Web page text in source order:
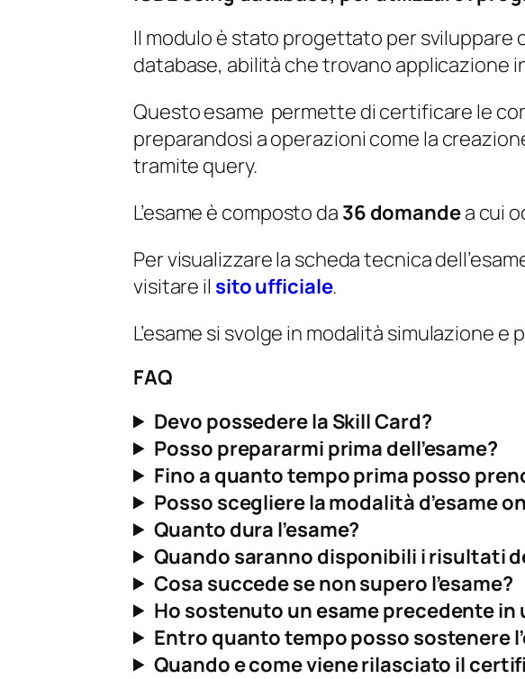
Il modulo è stato progettato per
database, abilità che trovano applicazione
Questo esame permette di certificare le
preparandosi a operazioni come la
tramite query.
L’esame è composto da 36 domandea cui
Per visualizzare la scheda tecnica
visitare il sito ufficiale.
L’esame si svolge in modalità simulazione
FAQ
Devo possedere la Skill Card?
Posso prepararmi prima dell’esame?
Fino a quanto tempo prima posso
Posso scegliere la modalità d’esame
Quanto dura l’esame?
Quando saranno disponibili i risultati
Cosa succede se non supero l’esame?
Ho sostenuto un esame precedente in
Entro quanto tempo posso sostenere
Quando e come viene rilasciato il